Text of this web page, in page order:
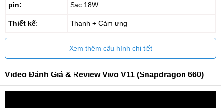
pin:
Sạc 18W
Thiết kế: Thanh + Cảm ưng
Xem thêm cấu hình chi tiết
Video Đánh Giá & Review Vivo V11 (Snapdragon 660)